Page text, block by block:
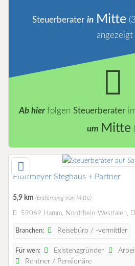
Steuerberater in Mitte
angezeigt
Ab hierfolgen Steuerberater
um Mitte
Flottmeyer Steghaus + Partner
5,9 km (Entfernung von Mitte)
59069 Hamm, Nordrhein-Westfalen,
Branchen: Reisebüro / -vermittler
Für wen: Existenzgründer
Rentner / Pensionäre